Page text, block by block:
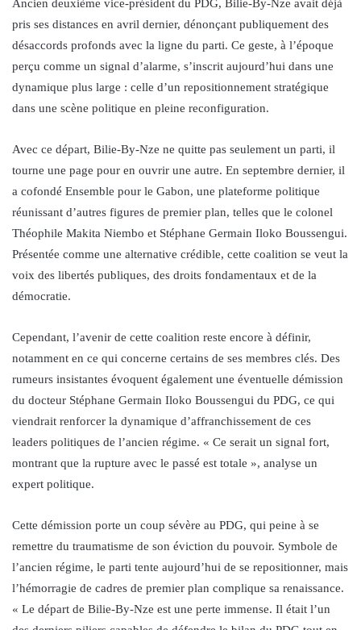
Ancien deuxième vice-président du PDG, Bilie-By-Nze avait déjà
pris ses distances en avril dernier, dénonçant publiquement des
désaccords profonds avec la ligne du parti. Ce geste, à l’époque
perçu comme un signal d’alarme, s’inscrit aujourd’hui dans une
dynamique plus large : celle d’un repositionnement stratégique
dans une scène politique en pleine reconfiguration.
Avec ce départ, Bilie-By-Nze ne quitte pas seulement un parti, il
tourne une page pour en ouvrir une autre. En septembre dernier, il
a cofondé Ensemble pour le Gabon, une plateforme politique
réunissant d’autres figures de premier plan, telles que le colonel
Théophile Makita Niembo et Stéphane Germain Iloko Boussengui.
Présentée comme une alternative crédible, cette coalition se veut la
voix des libertés publiques, des droits fondamentaux et de la
démocratie.
Cependant, l’avenir de cette coalition reste encore à définir,
notamment en ce qui concerne certains de ses membres clés. Des
rumeurs insistantes évoquent également une éventuelle démission
du docteur Stéphane Germain Iloko Boussengui du PDG, ce qui
viendrait renforcer la dynamique d’affranchissement de ces
leaders politiques de l’ancien régime. « Ce serait un signal fort,
montrant que la rupture avec le passé est totale », analyse un
expert politique.
Cette démission porte un coup sévère au PDG, qui peine à se
remettre du traumatisme de son éviction du pouvoir. Symbole de
l’ancien régime, le parti tente aujourd’hui de se repositionner, mais
l’hémorragie de cadres de premier plan complique sa renaissance.
« Le départ de Bilie-By-Nze est une perte immense. Il était l’un